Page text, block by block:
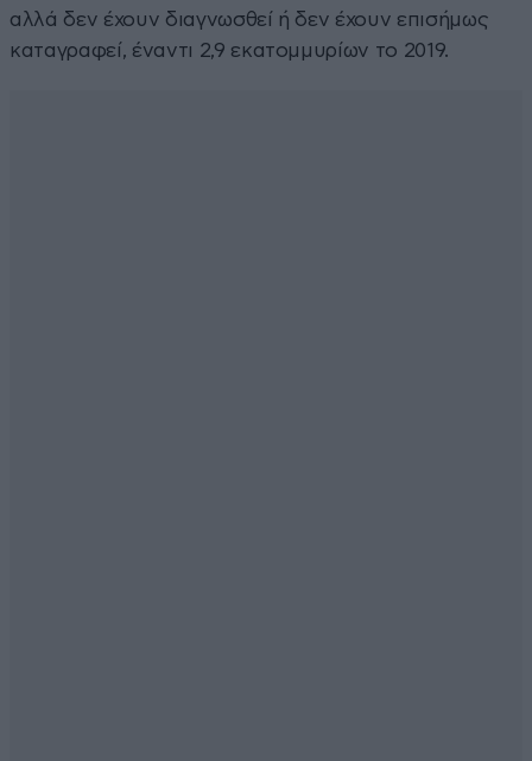
αλλά δεν έχουν διαγνωσθεί ή δεν έχουν επισήμως
καταγραφεί, έναντι 2,9 εκατομμυρίων το 2019.